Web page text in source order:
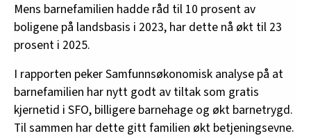
Mens barnefamilien hadde råd til 10 prosent av
boligene på landsbasis i 2023, har dette nå økt til 23
prosent i 2025.
I rapporten peker Samfunnsøkonomisk analyse på at
barnefamilien har nytt godt av tiltak som gratis
kjernetid i SFO, billigere barnehage og økt barnetrygd.
Til sammen har dette gitt familien økt betjeningsevne.